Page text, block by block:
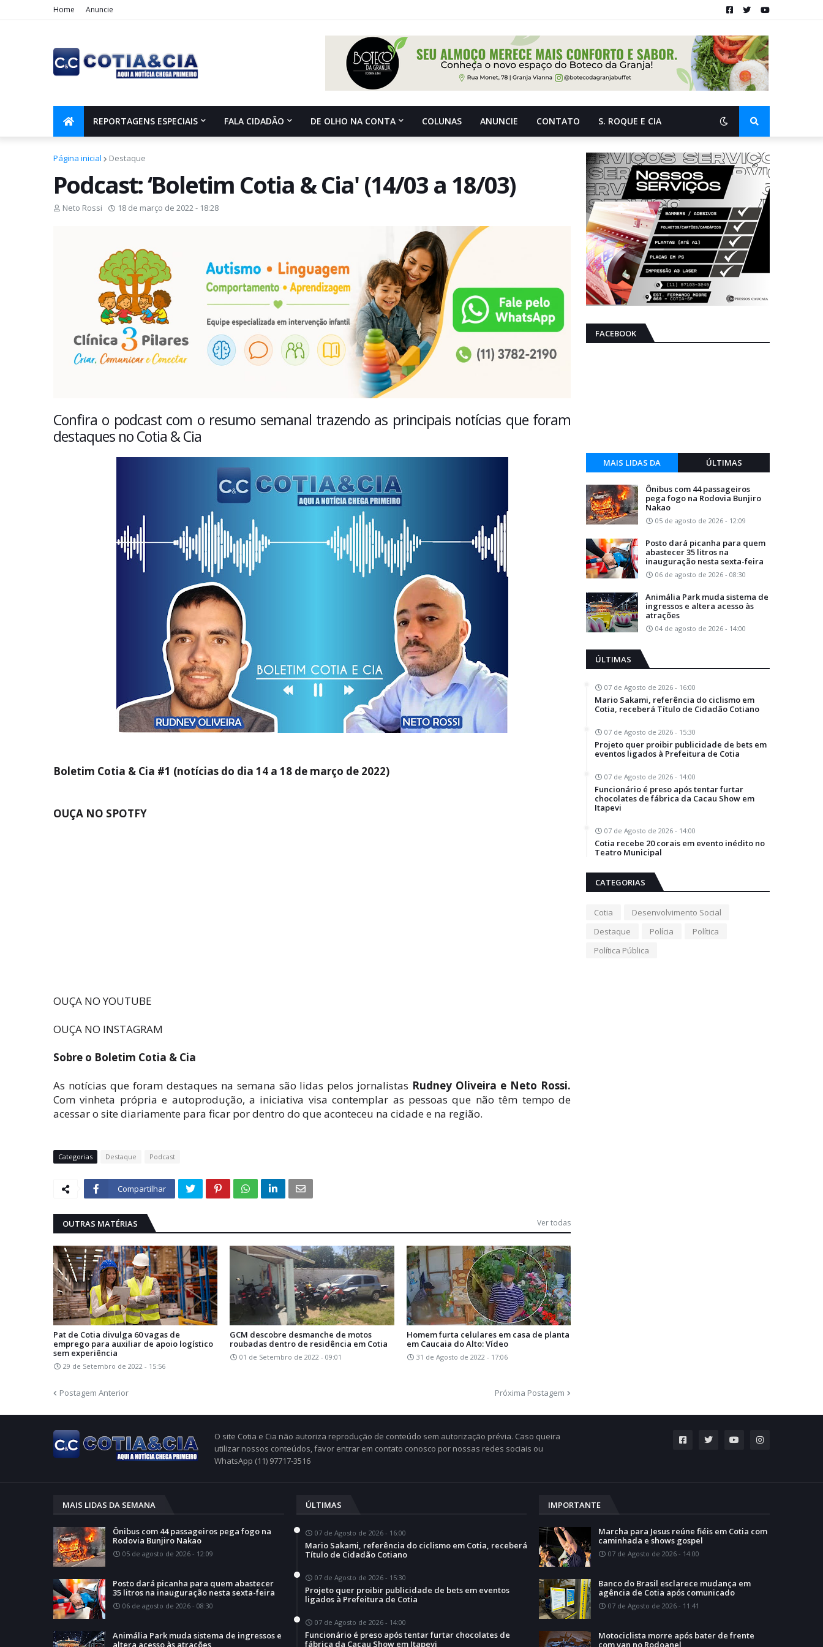
Home Anuncie
REPORTAGENS ESPECIAIS FALA CIDADÃO DE OLHO NA CONTA COLUNAS ANUNCIE CONTATO S. ROQUE E CIA
Página inicial Destaque
Podcast: ‘Boletim Cotia & Cia' (14/03 a 18/03)
Neto Rossi 18 de março de 2022 - 18:28
Confira o podcast com o resumo semanal trazendo as principais notícias que foram
destaques no Cotia & Cia
Boletim Cotia & Cia #1 (notícias do dia 14 a 18 de março de 2022)
OUÇA NO SPOTFY
OUÇA NO YOUTUBE
OUÇA NO INSTAGRAM
Sobre o Boletim Cotia & Cia
As notícias que foram destaques na semana são lidas pelos jornalistas Rudney Oliveira e Neto Rossi.
Com vinheta própria e autoprodução, a iniciativa visa contemplar as pessoas que não têm tempo de
acessar o site diariamente para ficar por dentro do que aconteceu na cidade e na região.
Categorias Destaque Podcast
Compartilhar
OUTRAS MATÉRIAS Ver todas
Pat de Cotia divulga 60 vagas de
emprego para auxiliar de apoio logístico
sem experiência
29 de Setembro de 2022 - 15:56
GCM descobre desmanche de motos
roubadas dentro de residência em Cotia
01 de Setembro de 2022 - 09:01
Homem furta celulares em casa de planta
em Caucaia do Alto: Vídeo
31 de Agosto de 2022 - 17:06
Postagem Anterior Próxima Postagem
FACEBOOK
MAIS LIDAS DA
SEMANA
ÚLTIMAS
Ônibus com 44 passageiros
pega fogo na Rodovia Bunjiro
Nakao
05 de agosto de 2026 - 12:09
Posto dará picanha para quem
abastecer 35 litros na
inauguração nesta sexta-feira
06 de agosto de 2026 - 08:30
Animália Park muda sistema de
ingressos e altera acesso às
atrações
04 de agosto de 2026 - 14:00
ÚLTIMAS
07 de Agosto de 2026 - 16:00
Mario Sakami, referência do ciclismo em
Cotia, receberá Título de Cidadão Cotiano
07 de Agosto de 2026 - 15:30
Projeto quer proibir publicidade de bets em
eventos ligados à Prefeitura de Cotia
07 de Agosto de 2026 - 14:00
Funcionário é preso após tentar furtar
chocolates de fábrica da Cacau Show em
Itapevi
07 de Agosto de 2026 - 14:00
Cotia recebe 20 corais em evento inédito no
Teatro Municipal
CATEGORIAS
Cotia
Desenvolvimento Social
Destaque
Polícia
Política
Política Pública
O site Cotia e Cia não autoriza reprodução de conteúdo sem autorização prévia. Caso queira
utilizar nossos conteúdos, favor entrar em contato conosco por nossas redes sociais ou
WhatsApp (11) 97717-3516
MAIS LIDAS DA SEMANA
Ônibus com 44 passageiros pega fogo na
Rodovia Bunjiro Nakao
05 de agosto de 2026 - 12:09
Posto dará picanha para quem abastecer
35 litros na inauguração nesta sexta-feira
06 de agosto de 2026 - 08:30
Animália Park muda sistema de ingressos e
ÚLTIMAS
07 de Agosto de 2026 - 16:00
Mario Sakami, referência do ciclismo em Cotia, receberá
Título de Cidadão Cotiano
07 de Agosto de 2026 - 15:30
Projeto quer proibir publicidade de bets em eventos
ligados à Prefeitura de Cotia
07 de Agosto de 2026 - 14:00
Funcionário é preso após tentar furtar chocolates de
fábrica da Cacau Show em Itapevi
IMPORTANTE
Marcha para Jesus reúne fiéis em Cotia com
caminhada e shows gospel
07 de Agosto de 2026 - 14:00
Banco do Brasil esclarece mudança em
agência de Cotia após comunicado
07 de Agosto de 2026 - 11:41
Motociclista morre após bater de frente